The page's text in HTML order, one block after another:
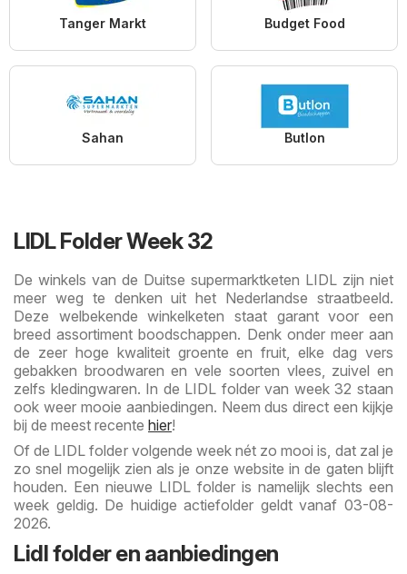
Tanger Markt Budget Food
Sahan Butlon
LIDL Folder Week 32
De winkels van de Duitse supermarktketen LIDL zijn niet
meer weg te denken uit het Nederlandse straatbeeld.
Deze welbekende winkelketen staat garant voor een
breed assortiment boodschappen. Denk onder meer aan
de zeer hoge kwaliteit groente en fruit, elke dag vers
gebakken broodwaren en vele soorten vlees, zuivel en
zelfs kledingwaren. In de LIDL folder van week 32 staan
ook weer mooie aanbiedingen. Neem dus direct een kijkje
bij de meest recente hier!
Of de LIDL folder volgende week nét zo mooi is, dat zal je
zo snel mogelijk zien als je onze website in de gaten blijft
houden. Een nieuwe LIDL folder is namelijk slechts een
week geldig. De huidige actiefolder geldt vanaf 03-08-
2026.
Lidl folder en aanbiedingen